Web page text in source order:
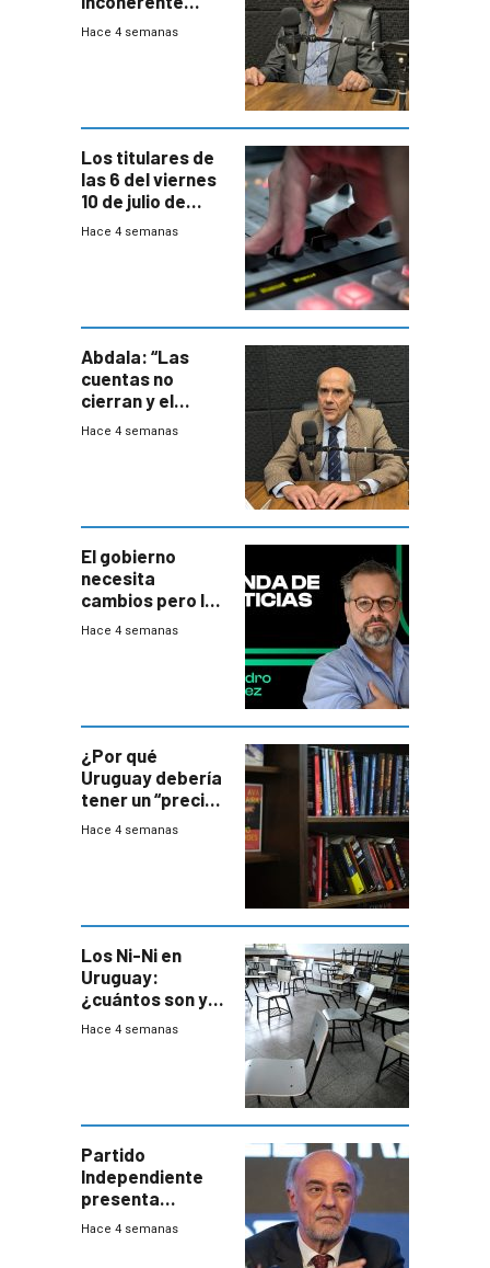
decisión de
Hace 4 semanas
Los titulares de
las 6 del viernes
10 de julio de
2026
Hace 4 semanas
Abdala: “Las
cuentas no
cierran y el
balance del
Hace 4 semanas
El gobierno
necesita
cambios pero los
ministros tienen
Hace 4 semanas
¿Por qué
Uruguay debería
tener un “precio
único” en los
Hace 4 semanas
Los Ni-Ni en
Uruguay:
¿cuántos son y
en dónde están?
Hace 4 semanas
Partido
Independiente
presenta
demanda civil
Hace 4 semanas